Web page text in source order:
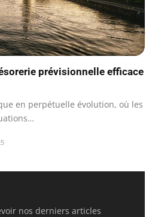
prévisionnelle efficace
en perpétuelle évolution, où les
nos derniers articles